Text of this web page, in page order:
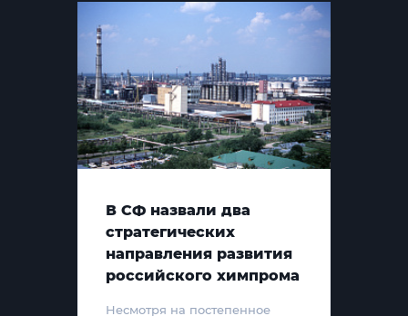
В СФ назвали два
стратегических
направления развития
российского химпрома
Несмотря на постепенное